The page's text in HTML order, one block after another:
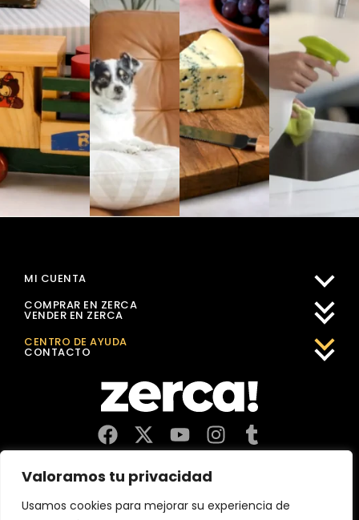
Valoramos tu privacidad
Usamos cookies para mejorar su experiencia de
Comercios, productores y distribuidores locales. Pagan
impuestos aquí, y dinamizan economía y empleo en tu
MI CUENTA
COMPRAR EN ZERCA
VENDER EN ZERCA
CENTRO DE AYUDA
CONTACTO